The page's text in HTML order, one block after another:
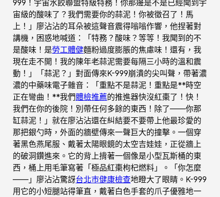
999！宇宙水餃聯盟特級特務！你那邊是不是已經聞到宇
宙級的酸味了？我們需要你的蒜泥！你被徵召了！馬
上！」廖沾沾的耳朵被這聲音震得嗡嗡作響，他捏著對
講機，困惑地喊道：「特務？酸味？等等！我聞到的不
是酸味！是勞工體健麵粉過度膨脹的焦慮味！還有，我
現在走不開！我的陳年老蒜泥需要每隔三小時的溫和震
動！」「蒜泥？」對面傳來K-999崩潰的尖叫聲，帶著濃
濃的中藥味電子雜音：「重點不是蒜泥！重點是**時空
正在彎曲！**我們體檢推薦的推進器快沒紅棗了！快！
我們在你的後院！別帶任何多餘的東西！除了——你那
缸蒜泥！」就在廖沾沾還在糾結要不要帶上他最珍愛的
那把銀勺時，外面的牆壁傳來一聲巨大的撞擊。一個穿
著黑色燕尾服、戴著太陽眼鏡的太空吉娃娃，正從牆上
的破洞鑽進來。它的背上揹著一個像是小型瓦斯桶的東
西，桶上用毛筆寫著「極品紅棗枸杞燃料」。「你怎麼
——」廖沾沾驚訝台北巿健康檢查地瞪大了眼睛。K-999
用它的小短腿站得筆直，戴著白色手套的爪子優雅地一